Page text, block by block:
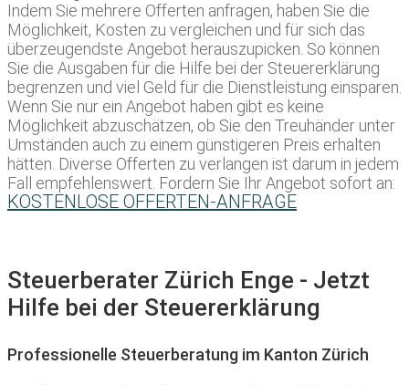
Indem Sie mehrere Offerten anfragen, haben Sie die
Möglichkeit, Kosten zu vergleichen und für sich das
überzeugendste Angebot herauszupicken. So können
Sie die Ausgaben für die Hilfe bei der Steuererklärung
begrenzen und viel Geld für die Dienstleistung einsparen.
Wenn Sie nur ein Angebot haben gibt es keine
Möglichkeit abzuschätzen, ob Sie den Treuhänder unter
Umständen auch zu einem günstigeren Preis erhalten
hätten. Diverse Offerten zu verlangen ist darum in jedem
Fall empfehlenswert. Fordern Sie Ihr Angebot sofort an:
KOSTENLOSE OFFERTEN-ANFRAGE
Steuerberater Zürich Enge - Jetzt
Hilfe bei der Steuererklärung
Professionelle Steuerberatung im Kanton Zürich